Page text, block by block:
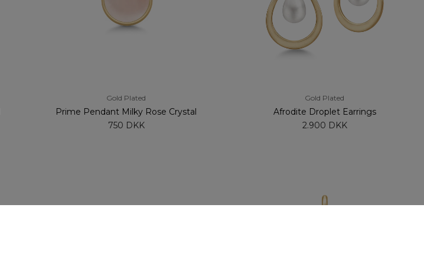
Gold Plated
Prime Pendant Milky Rose Crystal
750 DKK
Gold Plated
Afrodite Droplet Earrings
2.900 DKK